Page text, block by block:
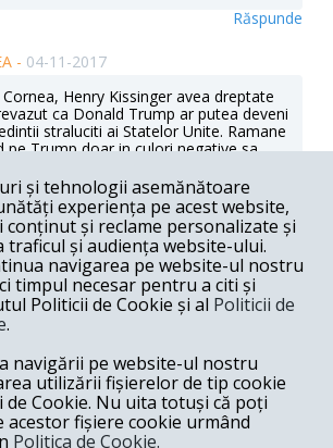
Răspunde
- 04-11-2017
Henry Kissinger avea dreptate
ca Donald Trump ar putea deveni
straluciti ai Statelor Unite. Ramane
pe Trump doar in culori negative sa
cu viziune, nu un idiot cum se
il vada unii, sustinuti pana si de
ISIS.
Răspunde
la fata,baiatul rau de la Casa
domnilor,America trebuie sa
unde trebuie si cand trebuie,ca
cu Toma astea pe stoc,astept
sangeros de la Phenian,Trump
și tehnologii asemănătoare
experiența pe acest website,
și reclame personalizate și
traficul și audiența website-ului.
navigarea pe website-ul nostru
timpul necesar pentru a citi și
Politicii de Cookie și al Politicii de
.
navigării pe website-ul nostru
utilizării fișierelor de tip cookie
Cookie. Nu uita totuși că poți
acestor fișiere cookie urmând
Politica de Cookie.